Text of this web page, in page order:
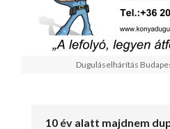
Duguláselhárítás
10 év alatt majdnem